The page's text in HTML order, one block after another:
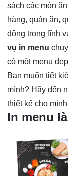
sách các món
hàng, quán ăn,
động trong lĩnh
vụ in menu
có một menu
Bạn muốn tiết
mình? Hãy đến
thiết kế cho
In menu